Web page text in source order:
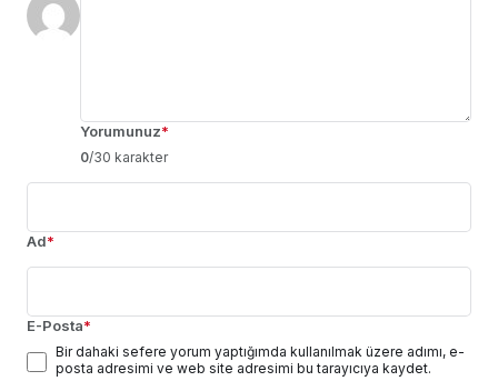
Yorumunuz*
0/30 karakter
Ad*
E-Posta*
Bir dahaki sefere yorum yaptığımda kullanılmak üzere adımı, e-
posta adresimi ve web site adresimi bu tarayıcıya kaydet.